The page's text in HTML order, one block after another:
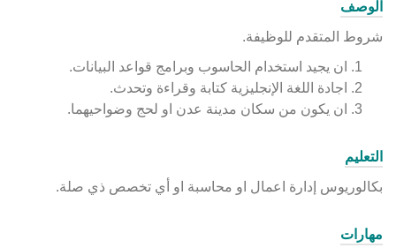
الوصف
شروط المتقدم للوظيفة.
ان يجيد استخدام الحاسوب وبرامج قواعد البيانات.
اجادة اللغة الإنجليزية كتابة وقراءة وتحدث.
ان يكون من سكان مدينة عدن او لحج وضواحيهما.
التعليم
بكالوريوس إدارة اعمال او محاسبة او أي تخصص ذي صلة.
مهارات